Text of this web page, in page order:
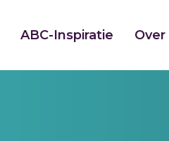
ABC-Inspiratie Over